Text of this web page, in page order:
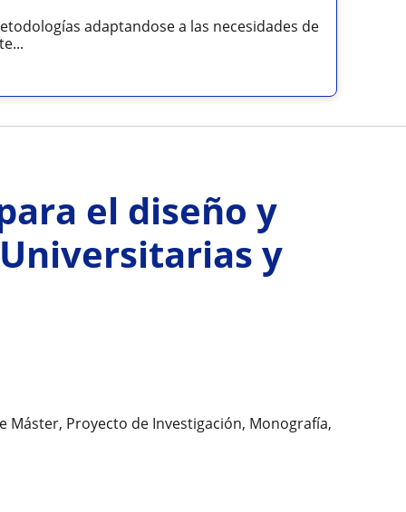
adaptandose a las necesidades de
el diseño y
y
Máster, Proyecto de Investigación, Monografía,